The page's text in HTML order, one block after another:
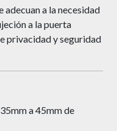
a la necesidad
a la puerta
privacidad y seguridad
a 45mm de